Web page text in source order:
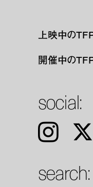
上映中の
開催中の
social:
Instagram 𝕏
search: